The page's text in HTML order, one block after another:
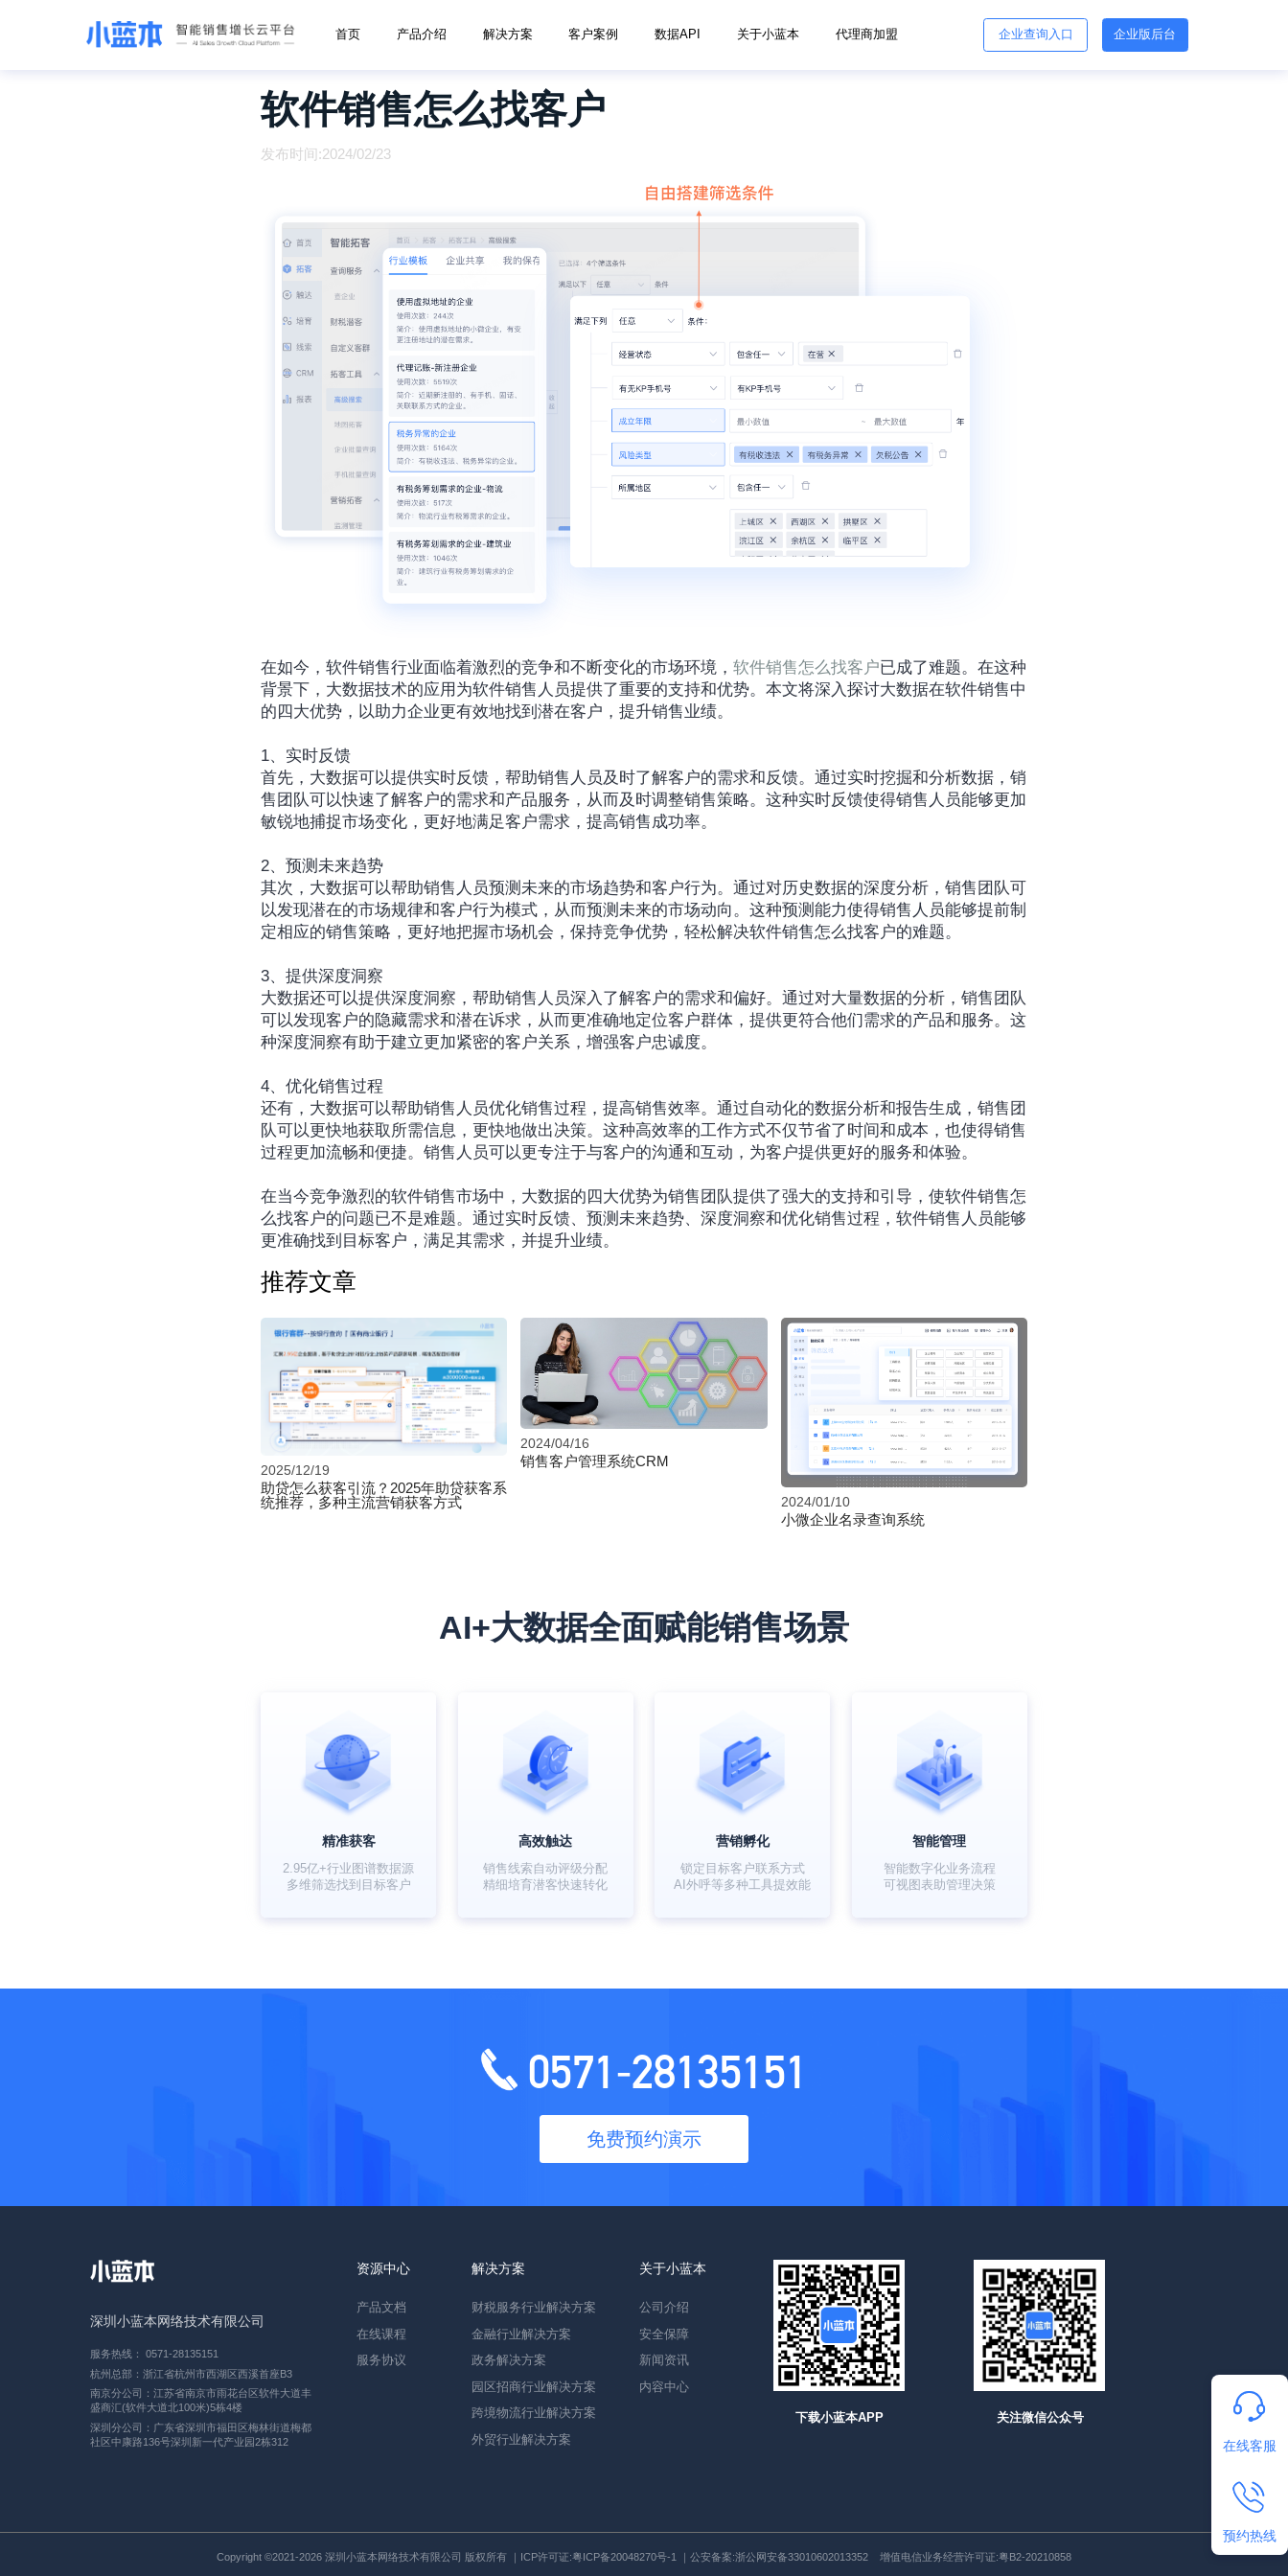
首页 产品介绍 解决方案 客户案例 数据API 关于小蓝本 代理商加盟 企业查询入口 企业版后台
软件销售怎么找客户
发布时间:2024/02/23
在如今，软件销售行业面临着激烈的竞争和不断变化的市场环境， 软件销售怎么找客户已成了难题。在这种
背景下，大数据技术的应用为软件销售人员提供了重要的支持和优势。本文将深入探讨大数据在软件销售中
的四大优势，以助力企业更有效地找到潜在客户，提升销售业绩。
1、实时反馈
首先，大数据可以提供实时反馈，帮助销售人员及时了解客户的需求和反馈。通过实时挖掘和分析数据，销
售团队可以快速了解客户的需求和产品服务，从而及时调整销售策略。这种实时反馈使得销售人员能够更加
敏锐地捕捉市场变化，更好地满足客户需求，提高销售成功率。
2、预测未来趋势
其次，大数据可以帮助销售人员预测未来的市场趋势和客户行为。通过对历史数据的深度分析，销售团队可
以发现潜在的市场规律和客户行为模式，从而预测未来的市场动向。这种预测能力使得销售人员能够提前制
定相应的销售策略，更好地把握市场机会，保持竞争优势，轻松解决软件销售怎么找客户的难题。
3、提供深度洞察
大数据还可以提供深度洞察，帮助销售人员深入了解客户的需求和偏好。通过对大量数据的分析，销售团队
可以发现客户的隐藏需求和潜在诉求，从而更准确地定位客户群体，提供更符合他们需求的产品和服务。这
种深度洞察有助于建立更加紧密的客户关系，增强客户忠诚度。
4、优化销售过程
还有，大数据可以帮助销售人员优化销售过程，提高销售效率。通过自动化的数据分析和报告生成，销售团
队可以更快地获取所需信息，更快地做出决策。这种高效率的工作方式不仅节省了时间和成本，也使得销售
过程更加流畅和便捷。销售人员可以更专注于与客户的沟通和互动，为客户提供更好的服务和体验。
在当今竞争激烈的软件销售市场中，大数据的四大优势为销售团队提供了强大的支持和引导，使软件销售怎
么找客户的问题已不是难题。通过实时反馈、预测未来趋势、深度洞察和优化销售过程，软件销售人员能够
更准确找到目标客户，满足其需求，并提升业绩。‍
推荐文章
2025/12/19
助贷怎么获客引流？2025年助贷获客系
统推荐，多种主流营销获客方式
2024/04/16
销售客户管理系统CRM
2024/01/10
小微企业名录查询系统
AI+大数据全面赋能销售场景
精准获客
2.95亿+行业图谱数据源
多维筛选找到目标客户
高效触达
销售线索自动评级分配
精细培育潜客快速转化
营销孵化
锁定目标客户联系方式
AI外呼等多种工具提效能
智能管理
智能数字化业务流程
可视图表助管理决策
在线客服
预约热线
0571-28135151
免费预约演示
深圳小蓝本网络技术有限公司
服务热线： 0571-28135151
杭州总部：浙江省杭州市西湖区西溪首座B3
南京分公司：江苏省南京市雨花台区软件大道丰
盛商汇(软件大道北100米)5栋4楼
深圳分公司：广东省深圳市福田区梅林街道梅都
社区中康路136号深圳新一代产业园2栋312
资源中心
产品文档
在线课程
服务协议
解决方案
财税服务行业解决方案
金融行业解决方案
政务解决方案
园区招商行业解决方案
跨境物流行业解决方案
外贸行业解决方案
关于小蓝本
公司介绍
安全保障
新闻资讯
内容中心
下载小蓝本APP 关注微信公众号
Copyright ©2021-2026 深圳小蓝本网络技术有限公司 版权所有 ｜ICP许可证:粤ICP备20048270号-1 ｜公安备案:浙公网安备33010602013352 增值电信业务经营许可证:粤B2-20210858